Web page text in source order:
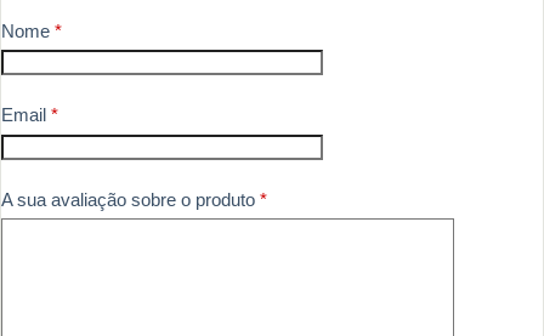
Nome *
Email *
A sua avaliação sobre o produto *